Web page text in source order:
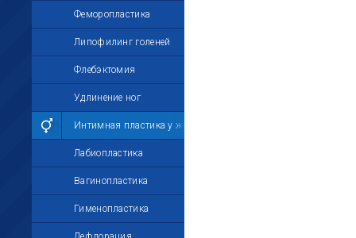
Феморопластика
Липофилинг голеней
Флебэктомия
Удлинение ног
Интимная пластика у женщин
Лабиопластика
Вагинопластика
Гименопластика